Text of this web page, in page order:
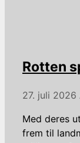
Rotten
27. juli 2026
Med deres
frem til